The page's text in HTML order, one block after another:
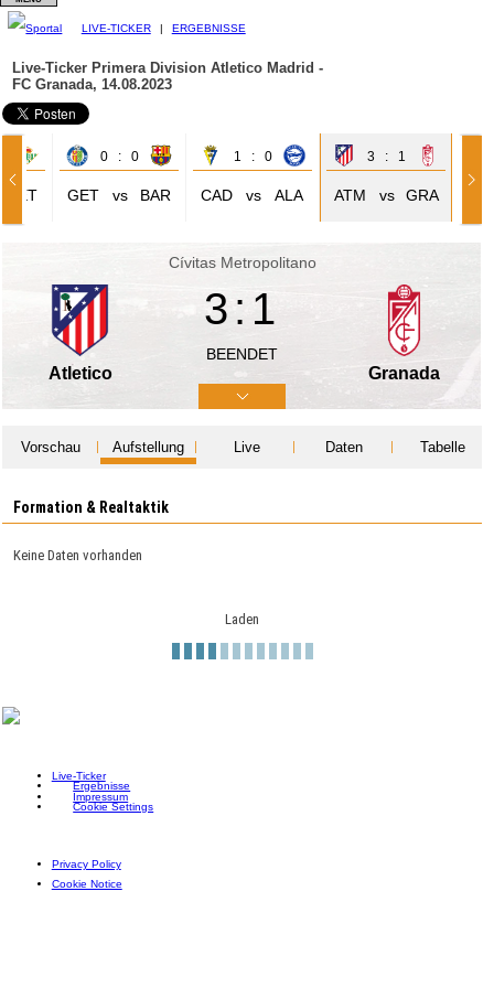
LIVE-TICKER | ERGEBNISSE
Live-Ticker Primera Division Atletico Madrid -
FC Granada, 14.08.2023
BET
0 : 0
GET vs BAR
1 : 0
CAD vs ALA
3 : 1
ATM vs GRA
Cívitas Metropolitano
Atletico
3:1
BEENDET
Granada
Vorschau Aufstellung Live Daten Tabelle
Formation & Realtaktik
Keine Daten vorhanden
Laden
Live-Ticker
Ergebnisse
Impressum
Cookie Settings
Privacy Policy
Cookie Notice